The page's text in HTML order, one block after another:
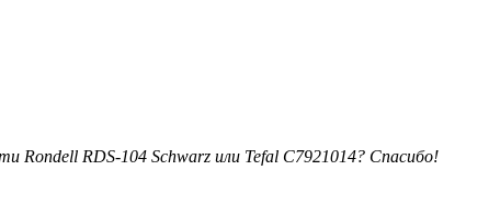
Rondell RDS-104 Schwarz или Tefal C7921014? Спасибо!